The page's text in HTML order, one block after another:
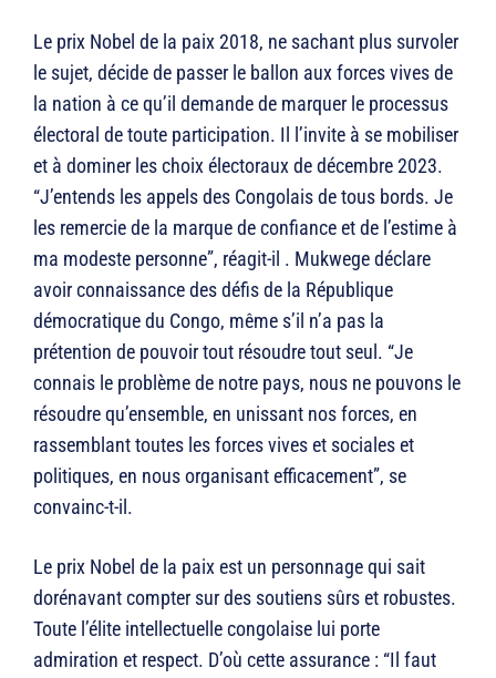
Le prix Nobel de la paix 2018, ne sachant plus survoler
le sujet, décide de passer le ballon aux forces vives de
la nation à ce qu’il demande de marquer le processus
électoral de toute participation. Il l’invite à se mobiliser
et à dominer les choix électoraux de décembre 2023.
“J’entends les appels des Congolais de tous bords. Je
les remercie de la marque de confiance et de l’estime à
ma modeste personne”, réagit-il . Mukwege déclare
avoir connaissance des défis de la République
démocratique du Congo, même s’il n’a pas la
prétention de pouvoir tout résoudre tout seul. “Je
connais le problème de notre pays, nous ne pouvons le
résoudre qu’ensemble, en unissant nos forces, en
rassemblant toutes les forces vives et sociales et
politiques, en nous organisant efficacement”, se
convainc-t-il.
Le prix Nobel de la paix est un personnage qui sait
dorénavant compter sur des soutiens sûrs et robustes.
Toute l’élite intellectuelle congolaise lui porte
admiration et respect. D’où cette assurance : “Il faut